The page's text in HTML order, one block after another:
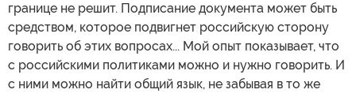
границе не решит. Подписание документа может быть
средством, которое подвигнет российскую сторону
говорить об этих вопросах... Мой опыт показывает, что
с российскими политиками можно и нужно говорить. И
с ними можно найти общий язык, не забывая в то же